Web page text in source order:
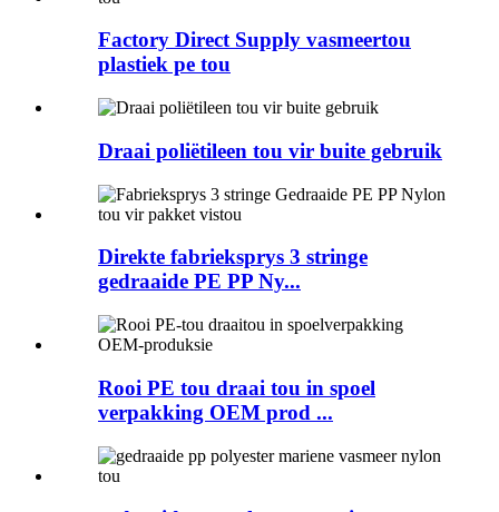
Factory Direct Supply vasmeertou
plastiek pe tou
Draai poliëtileen tou vir buite gebruik
Direkte fabrieksprys 3 stringe
gedraaide PE PP Ny...
Rooi PE tou draai tou in spoel
verpakking OEM prod ...